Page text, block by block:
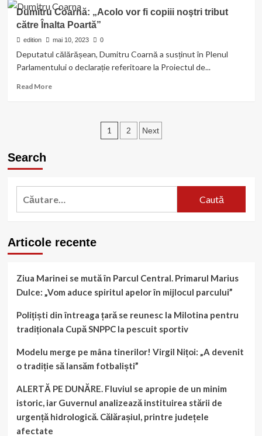
Bursa
locurilor
de
muncă
la
Dumitru Coarnă: „Acolo vor fi copiii noştri tribut
către Înalta Poartă”
edition mai 10, 2023 0
Deputatul călărășean, Dumitru Coarnă a susținut în Plenul
Parlamentului o declarație referitoare la Proiectul de...
Read MoreRead
noştri
Paginație
1 2 Next
Search
Caută
Articole recente
Ziua Marinei se mută în Parcul Central. Primarul Marius
Dulce: „Vom aduce spiritul apelor în mijlocul parcului”
Polițiști din întreaga țară se reunesc la Milotina pentru
tradiționala Cupă SNPPC la pescuit sportiv
Modelu merge pe mâna tinerilor! Virgil Nițoi: „A devenit
o tradiție să lansăm fotbaliști”
ALERTĂ PE DUNĂRE. Fluviul se apropie de un minim
istoric, iar Guvernul analizează instituirea stării de
urgență hidrologică. Călărașiul, printre județele
afectate